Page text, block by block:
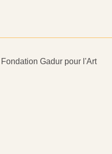
Fondation Gadur pour l'Art